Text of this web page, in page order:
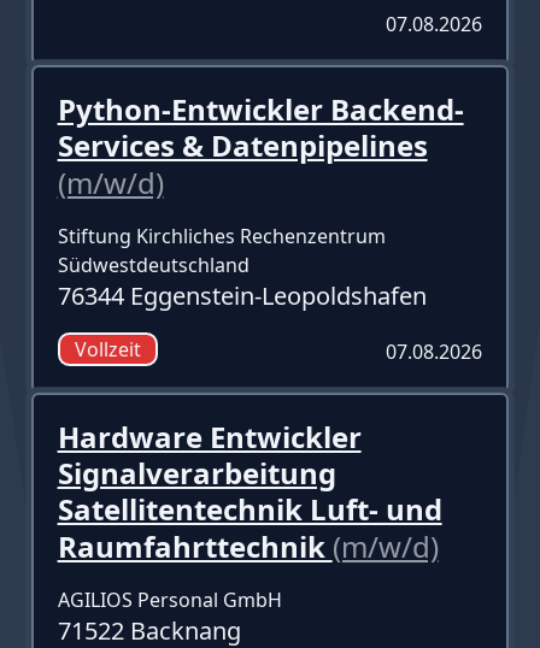
07.08.2026
Python-Entwickler Backend-
Services & Datenpipelines
(m/w/d)
Stiftung Kirchliches Rechenzentrum
Südwestdeutschland
76344 Eggenstein-Leopoldshafen
Vollzeit 07.08.2026
Hardware Entwickler
Signalverarbeitung
Satellitentechnik Luft- und
Raumfahrttechnik (m/w/d)
AGILIOS Personal GmbH
71522 Backnang